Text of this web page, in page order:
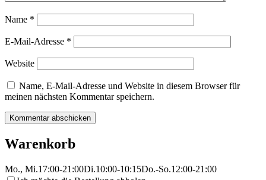
Name *
E-Mail-Adresse *
Website
Name, E-Mail-Adresse und Website in diesem Browser für
meinen nächsten Kommentar speichern.
Warenkorb
Mo., Mi.17:00-21:00Di.10:00-10:15Do.-So.12:00-21:00